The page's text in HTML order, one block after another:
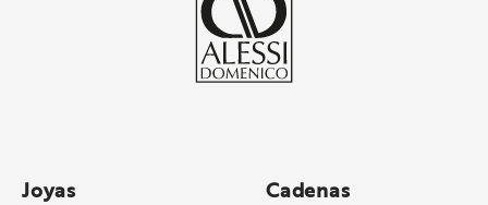
Joyas Cadenas